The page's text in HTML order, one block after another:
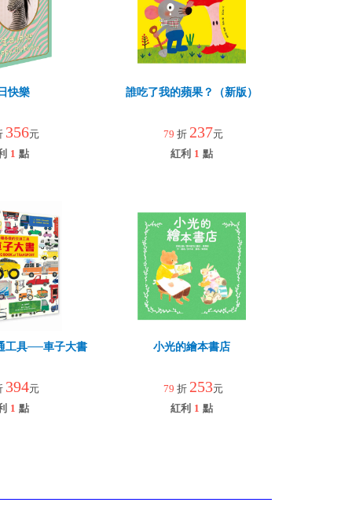
快樂
356元
1 點
誰吃了我的蘋果？（新版）
79 折 237元
紅利 1 點
工具──車子大書
394元
1 點
小光的繪本書店
79 折 253元
紅利 1 點